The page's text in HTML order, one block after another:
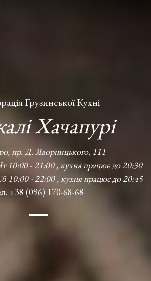
Грузинської Кухні
Хачапурі
пр. Д. Яворницького, 111
10:00 - 21:00 , кухня працює до 20:30
10:00 - 22:00 , кухня працює до 20:45
+38 (096) 170-68-68